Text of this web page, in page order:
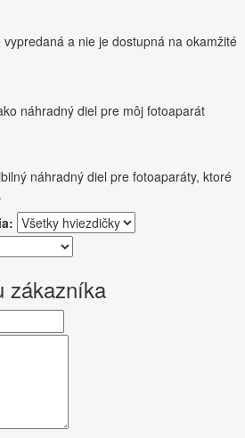
a nie je dostupná na okamžité
náhradný diel pre môj fotoaparát
náhradný diel pre fotoaparáty, ktoré
zákazníka